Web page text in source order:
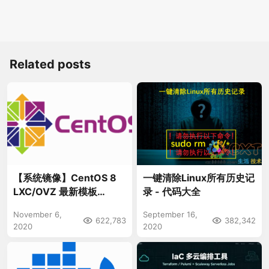
Related posts
【系统镜像】CentOS 8
LXC/OVZ 最新模板
化）
November 6,
2020
622,783
一键清除Linux所有历史记
录 - 代码大全
September 16,
2020
382,342